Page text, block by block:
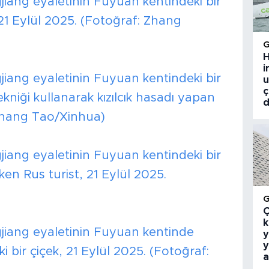
21 Eylül 2025. (Fotoğraf: Zhang
eyaletinin Fuyuan kentindeki bir
kullanarak kızılcık hasadı yapan
Tao/Xinhua)
eyaletinin Fuyuan kentindeki bir
Rus turist, 21 Eylül 2025.
eyaletinin Fuyuan kentinde
bir çiçek, 21 Eylül 2025. (Fotoğraf: